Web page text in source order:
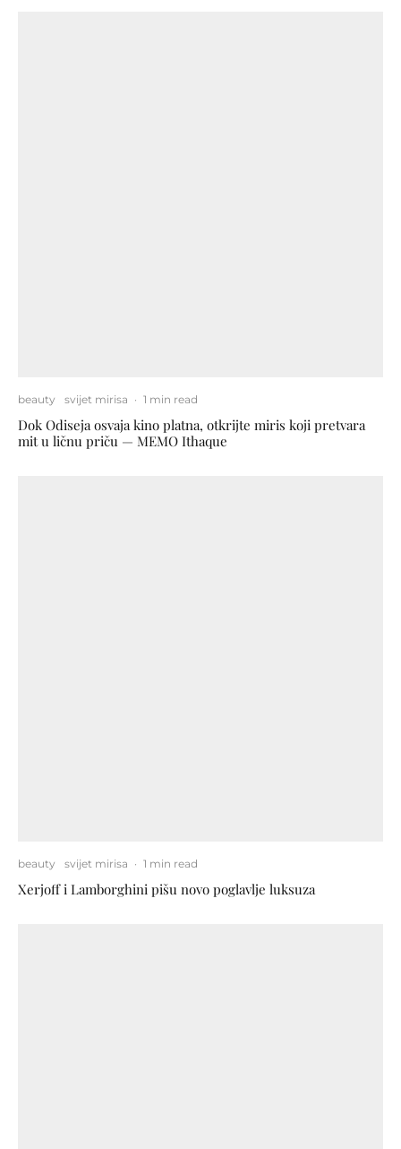
beauty svijet mirisa · 1 min read
Dok Odiseja osvaja kino platna, otkrijte miris koji pretvara
mit u ličnu priču — MEMO Ithaque
beauty svijet mirisa · 1 min read
Xerjoff i Lamborghini pišu novo poglavlje luksuza